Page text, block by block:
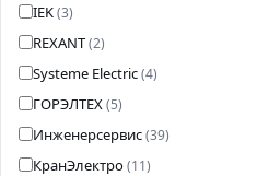
IEK(3)
REXANT(2)
Systeme Electric(4)
ГОРЭЛТЕХ(5)
Инженерсервис(39)
КранЭлектро(11)